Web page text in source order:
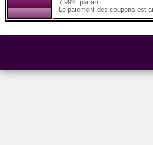
7.99% par an.
Le paiement des coupons est